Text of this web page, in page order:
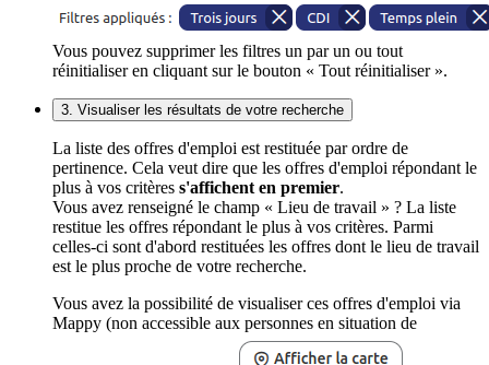
Vous pouvez supprimer les filtres un par un ou tout
réinitialiser en cliquant sur le bouton « Tout réinitialiser ».
3. Visualiser les résultats de votre recherche
La liste des offres d'emploi est restituée par ordre de
pertinence. Cela veut dire que les offres d'emploi répondant le
plus à vos critères s'affichent en premier.
Vous avez renseigné le champ « Lieu de travail » ? La liste
restitue les offres répondant le plus à vos critères. Parmi
celles-ci sont d'abord restituées les offres dont le lieu de travail
est le plus proche de votre recherche.
Vous avez la possibilité de visualiser ces offres d'emploi via
Mappy (non accessible aux personnes en situation de